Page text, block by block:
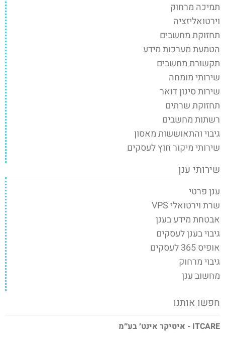
תמיכה מרחוק
וירטואליזציה
תחזוקת מחשבים
הטמעת מערכות מידע
תקשורת מחשבים
שירותי מומחה
שירות סינון דואר
תחזוקת שרתים
רשתות מחשבים
גיבוי והתאוששות מאסון
שירותי מיקור חוץ לעסקים
שירותי ענן
ענן פרטי
שרת וירטואלי VPS
אבטחת מידע בענן
גיבוי בענן לעסקים
אופיס 365 לעסקים
גיבוי מרחוק
מחשוב ענן
חפשו אותנו
ITCARE - איטיקר אינט׳ בע״מ